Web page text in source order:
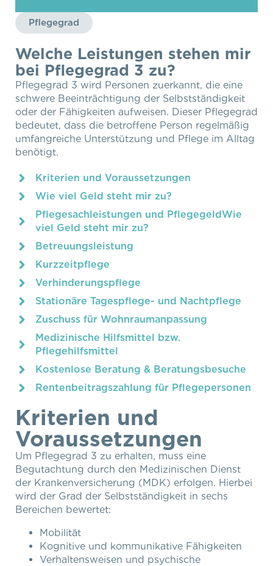
Pflegegrad
Welche Leistungen stehen mir
bei Pflegegrad 3 zu?
Pflegegrad 3 wird Personen zuerkannt, die eine
schwere Beeinträchtigung der Selbstständigkeit
oder der Fähigkeiten aufweisen. Dieser Pflegegrad
bedeutet, dass die betroffene Person regelmäßig
umfangreiche Unterstützung und Pflege im Alltag
benötigt.
Kriterien und Voraussetzungen
Wie viel Geld steht mir zu?
Pflegesachleistungen und PflegegeldWie
viel Geld steht mir zu?
Betreuungsleistung
Kurzzeitpflege
Verhinderungspflege
Stationäre Tagespflege- und Nachtpflege
Zuschuss für Wohnraumanpassung
Medizinische Hilfsmittel bzw.
Pflegehilfsmittel
Kostenlose Beratung & Beratungsbesuche
Rentenbeitragszahlung für Pflegepersonen
Kriterien und
Voraussetzungen
Um Pflegegrad 3 zu erhalten, muss eine
Begutachtung durch den Medizinischen Dienst
der Krankenversicherung (MDK) erfolgen. Hierbei
wird der Grad der Selbstständigkeit in sechs
Bereichen bewertet:
Mobilität
Kognitive und kommunikative Fähigkeiten
Verhaltensweisen und psychische